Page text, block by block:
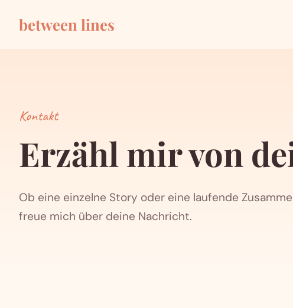
between lines
Kontakt
Erzähl mir von
Ob eine einzelne Story oder eine laufende
freue mich über deine Nachricht.